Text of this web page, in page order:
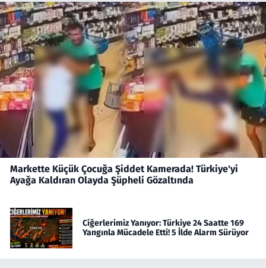
Markette Küçük Çocuğa Şiddet Kamerada! Türkiye'yi
Ayağa Kaldıran Olayda Şüpheli Gözaltında
Ciğerlerimiz Yanıyor: Türkiye 24 Saatte 169
Yangınla Mücadele Etti! 5 İlde Alarm Sürüyor